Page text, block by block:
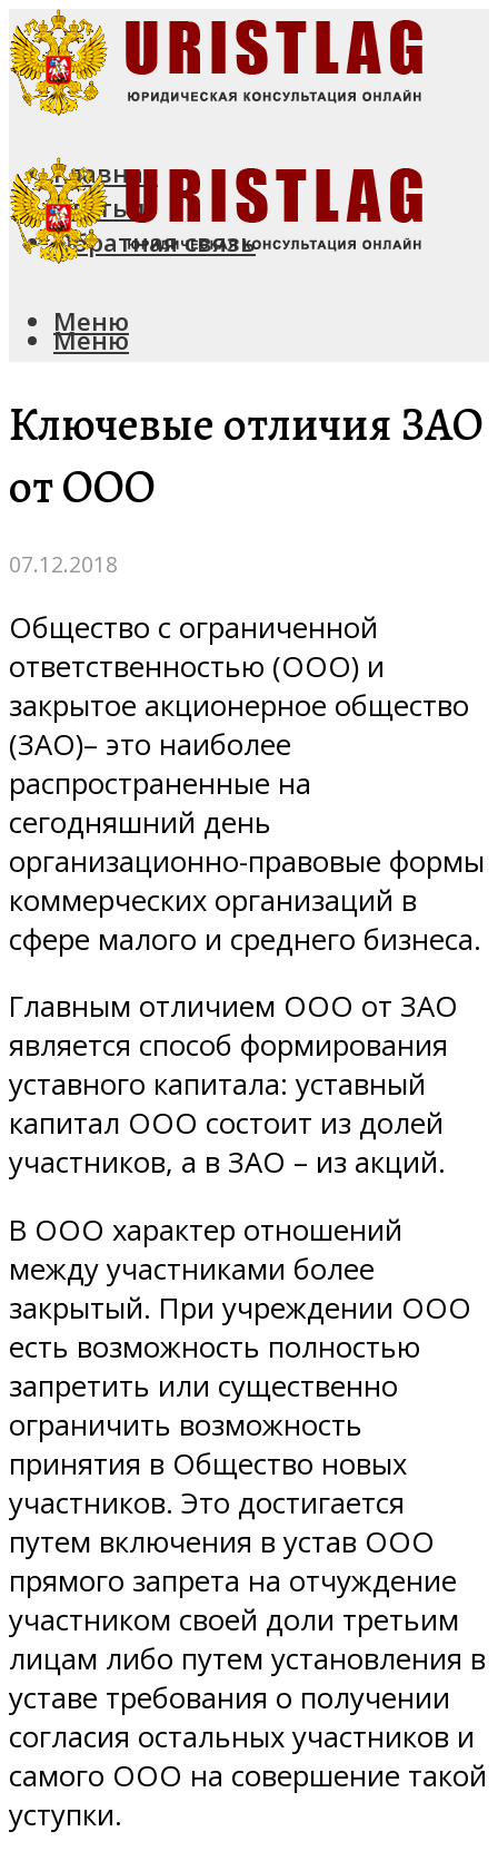
Главная
Статьи
Обратная связь
Меню
Меню
Ключевые отличия ЗАО
от ООО
07.12.2018
Общество с ограниченной
ответственностью (ООО) и
закрытое акционерное общество
(ЗАО)– это наиболее
распространенные на
сегодняшний день
организационно-правовые формы
коммерческих организаций в
сфере малого и среднего бизнеса.
Главным отличием ООО от ЗАО
является способ формирования
уставного капитала: уставный
капитал ООО состоит из долей
участников, а в ЗАО – из акций.
В ООО характер отношений
между участниками более
закрытый. При учреждении ООО
есть возможность полностью
запретить или существенно
ограничить возможность
принятия в Общество новых
участников. Это достигается
путем включения в устав ООО
прямого запрета на отчуждение
участником своей доли третьим
лицам либо путем установления в
уставе требования о получении
согласия остальных участников и
самого ООО на совершение такой
уступки.